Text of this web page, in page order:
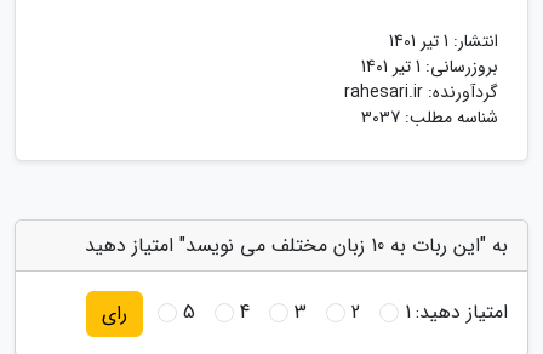
انتشار: 1 تیر 1401
بروزرسانی: 1 تیر 1401
گردآورنده: rahesari.ir
شناسه مطلب: 3037
به "این ربات به 10 زبان مختلف می نویسد" امتیاز دهید
امتیاز دهید:1
2
3
4
5 رای